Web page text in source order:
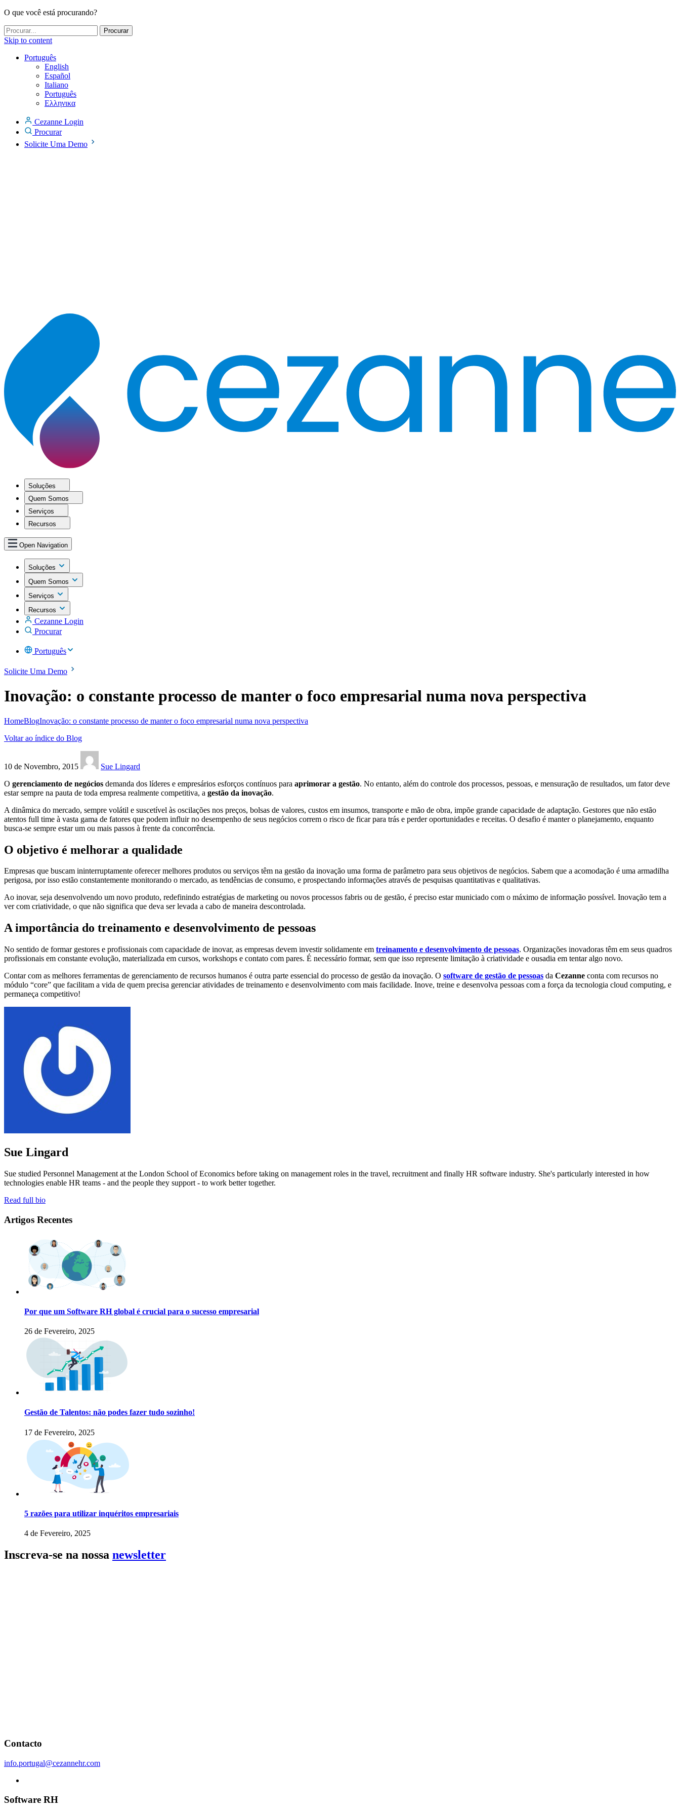
O que você está procurando?
Skip to content
Português
English
Español
Italiano
Português
Ελληνικα
Cezanne Login
Procurar
Solicite Uma Demo
Soluções
Quem Somos
Serviços
Recursos
Open Navigation
Soluções
Quem Somos
Serviços
Recursos
Cezanne Login
Procurar
Português
Solicite Uma Demo
Inovação: o constante processo de manter o foco empresarial numa nova perspectiva
HomeBlogInovação: o constante processo de manter o foco empresarial numa nova perspectiva
Voltar ao índice do Blog
10 de Novembro, 2015
Sue Lingard
O gerenciamento de negócios demanda dos líderes e empresários esforços contínuos para aprimorar a gestão. No entanto, além do controle dos processos, pessoas, e mensuração de resultados, um fator deve
estar sempre na pauta de toda empresa realmente competitiva, a gestão da inovação.
A dinâmica do mercado, sempre volátil e suscetível às oscilações nos preços, bolsas de valores, custos em insumos, transporte e mão de obra, impõe grande capacidade de adaptação. Gestores que não estão
atentos full time à vasta gama de fatores que podem influir no desempenho de seus negócios correm o risco de ficar para trás e perder oportunidades e receitas. O desafio é manter o planejamento, enquanto
busca-se sempre estar um ou mais passos à frente da concorrência.
O objetivo é melhorar a qualidade
Empresas que buscam ininterruptamente oferecer melhores produtos ou serviços têm na gestão da inovação uma forma de parâmetro para seus objetivos de negócios. Sabem que a acomodação é uma armadilha
perigosa, por isso estão constantemente monitorando o mercado, as tendências de consumo, e prospectando informações através de pesquisas quantitativas e qualitativas.
Ao inovar, seja desenvolvendo um novo produto, redefinindo estratégias de marketing ou novos processos fabris ou de gestão, é preciso estar municiado com o máximo de informação possível. Inovação tem a
ver com criatividade, o que não significa que deva ser levada a cabo de maneira descontrolada.
A importância do treinamento e desenvolvimento de pessoas
No sentido de formar gestores e profissionais com capacidade de inovar, as empresas devem investir solidamente em treinamento e desenvolvimento de pessoas. Organizações inovadoras têm em seus quadros
profissionais em constante evolução, materializada em cursos, workshops e contato com pares. É necessário formar, sem que isso represente limitação à criatividade e ousadia em tentar algo novo.
Contar com as melhores ferramentas de gerenciamento de recursos humanos é outra parte essencial do processo de gestão da inovação. O software de gestão de pessoas da Cezanne conta com recursos no
módulo “core” que facilitam a vida de quem precisa gerenciar atividades de treinamento e desenvolvimento com mais facilidade. Inove, treine e desenvolva pessoas com a força da tecnologia cloud computing, e
permaneça competitivo!
Sue Lingard
Sue studied Personnel Management at the London School of Economics before taking on management roles in the travel, recruitment and finally HR software industry. She's particularly interested in how
technologies enable HR teams - and the people they support - to work better together.
Read full bio
Artigos Recentes
Por que um Software RH global é crucial para o sucesso empresarial
26 de Fevereiro, 2025
Gestão de Talentos: não podes fazer tudo sozinho!
17 de Fevereiro, 2025
5 razões para utilizar inquéritos empresariais
4 de Fevereiro, 2025
Inscreva-se na nossa newsletter
Contacto
info.portugal@cezannehr.com
Software RH